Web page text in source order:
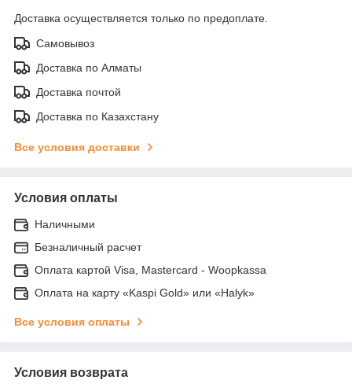
Доставка осуществляется только по предоплате.
Самовывоз
Доставка по Алматы
Доставка почтой
Доставка по Казахстану
Все условия доставки
Условия оплаты
Наличными
Безналичный расчет
Оплата картой Visa, Mastercard - Woopkassa
Оплата на карту «Kaspi Gold» или «Halyk»
Все условия оплаты
Условия возврата